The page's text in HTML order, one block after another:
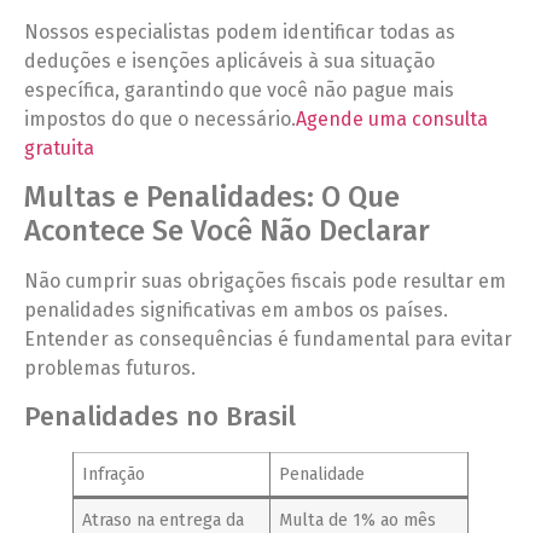
Nossos especialistas podem identificar todas as
deduções e isenções aplicáveis à sua situação
específica, garantindo que você não pague mais
impostos do que o necessário.Agende uma consulta
gratuita
Multas e Penalidades: O Que
Acontece Se Você Não Declarar
Não cumprir suas obrigações fiscais pode resultar em
penalidades significativas em ambos os países.
Entender as consequências é fundamental para evitar
problemas futuros.
Penalidades no Brasil
Infração Penalidade
Atraso na entrega da
Multa de 1% ao mês